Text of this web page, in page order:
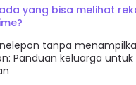
yang bisa melihat
tanpa
Panduan keluarga untuk